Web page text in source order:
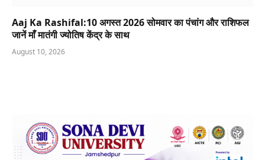
Aaj Ka Rashifal:10 अगस्त 2026 सोमवार का पंचांग और राशिफल
जानें माँ मातंगी ज्योतिष केंद्र के साथ
August 10, 2026